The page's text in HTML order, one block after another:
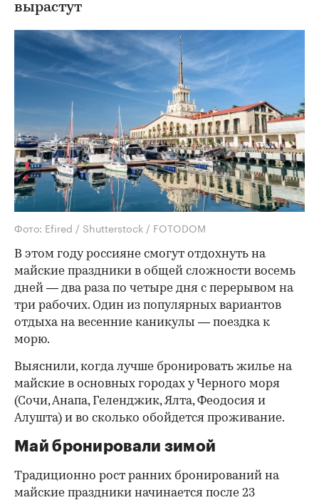
вырастут
Фото: Efired / Shutterstock / FOTODOM
В этом году россияне смогут отдохнуть на
майские праздники в общей сложности восемь
дней — два раза по четыре дня с перерывом на
три рабочих. Один из популярных вариантов
отдыха на весенние каникулы — поездка к
морю.
Выяснили, когда лучше бронировать жилье на
майские в основных городах у Черного моря
(Сочи, Анапа, Геленджик, Ялта, Феодосия и
Алушта) и во сколько обойдется проживание.
Май бронировали зимой
Традиционно рост ранних бронирований на
майские праздники начинается после 23